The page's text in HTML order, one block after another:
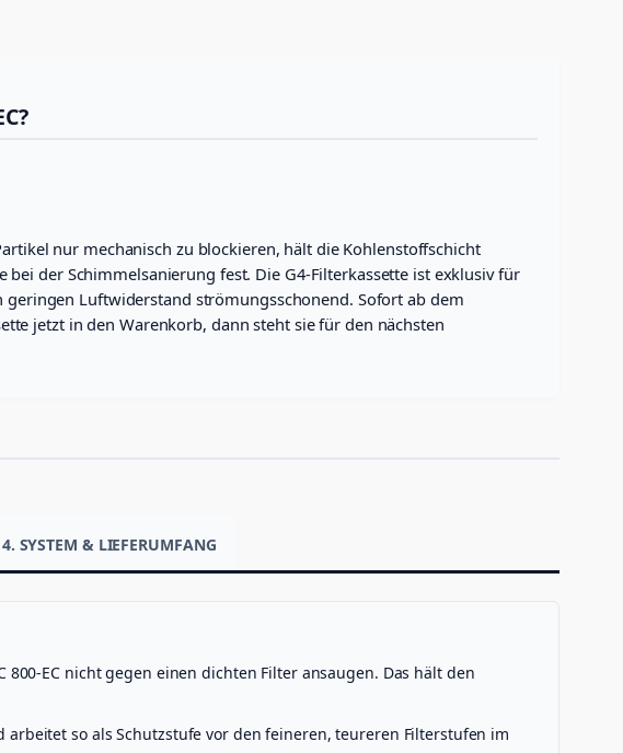
nur mechanisch zu blockieren, hält die Kohlenstoffschicht
der Schimmelsanierung fest. Die G4-Filterkassette ist exklusiv für
geringen Luftwiderstand strömungsschonend. Sofort ab dem
jetzt in den Warenkorb, dann steht sie für den nächsten
4. SYSTEM & LIEFERUMFANG
EC nicht gegen einen dichten Filter ansaugen. Das hält den
so als Schutzstufe vor den feineren, teureren Filterstufen im